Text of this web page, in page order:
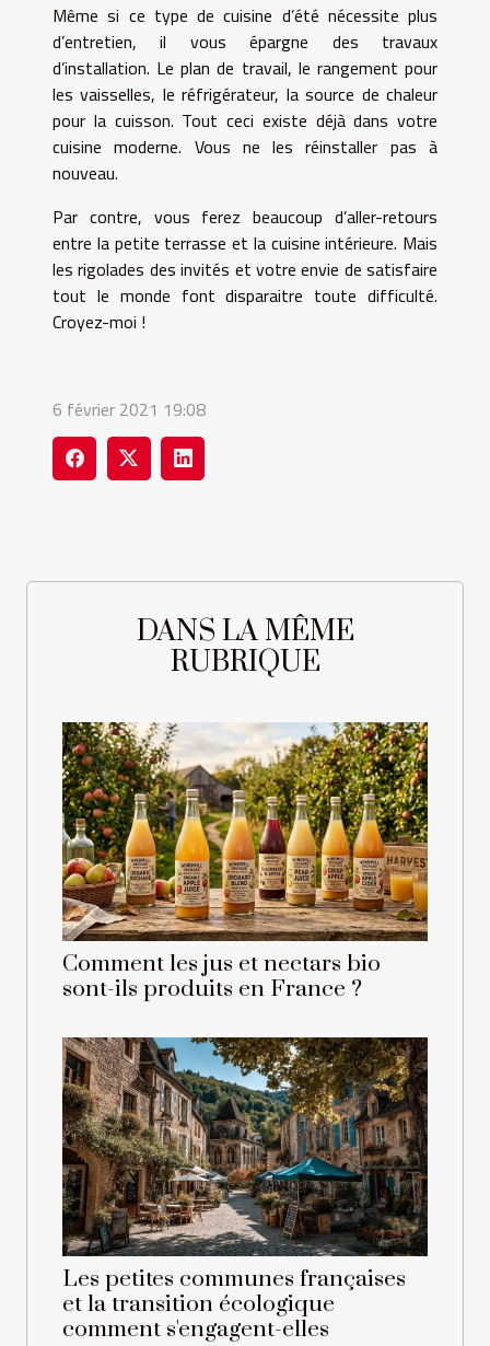
Même si ce type de cuisine d’été nécessite plus
d’entretien, il vous épargne des travaux
d’installation. Le plan de travail, le rangement pour
les vaisselles, le réfrigérateur, la source de chaleur
pour la cuisson. Tout ceci existe déjà dans votre
cuisine moderne. Vous ne les réinstaller pas à
nouveau.
Par contre, vous ferez beaucoup d’aller-retours
entre la petite terrasse et la cuisine intérieure. Mais
les rigolades des invités et votre envie de satisfaire
tout le monde font disparaitre toute difficulté.
Croyez-moi !
6 février 2021 19:08
DANS LA MÊME
RUBRIQUE
Comment les jus et nectars bio
sont-ils produits en France ?
Les petites communes françaises
et la transition écologique
comment s'engagent-elles